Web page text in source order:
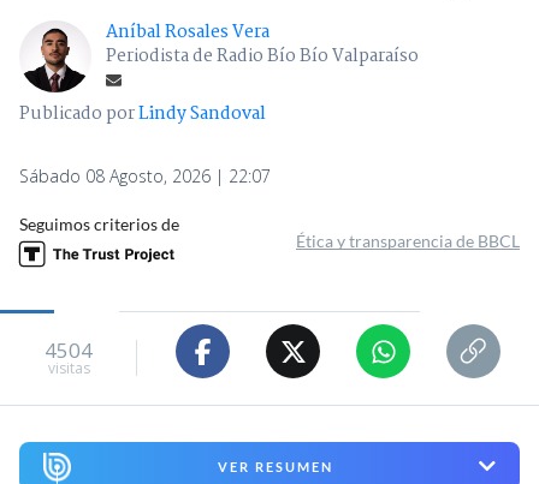
Aníbal Rosales Vera
Periodista de Radio Bío Bío Valparaíso
Publicado porLindy Sandoval
Sábado 08 Agosto, 2026 | 22:07
Seguimos criterios de
Ética y transparencia de BBCL
4504
visitas
VER RESUMEN